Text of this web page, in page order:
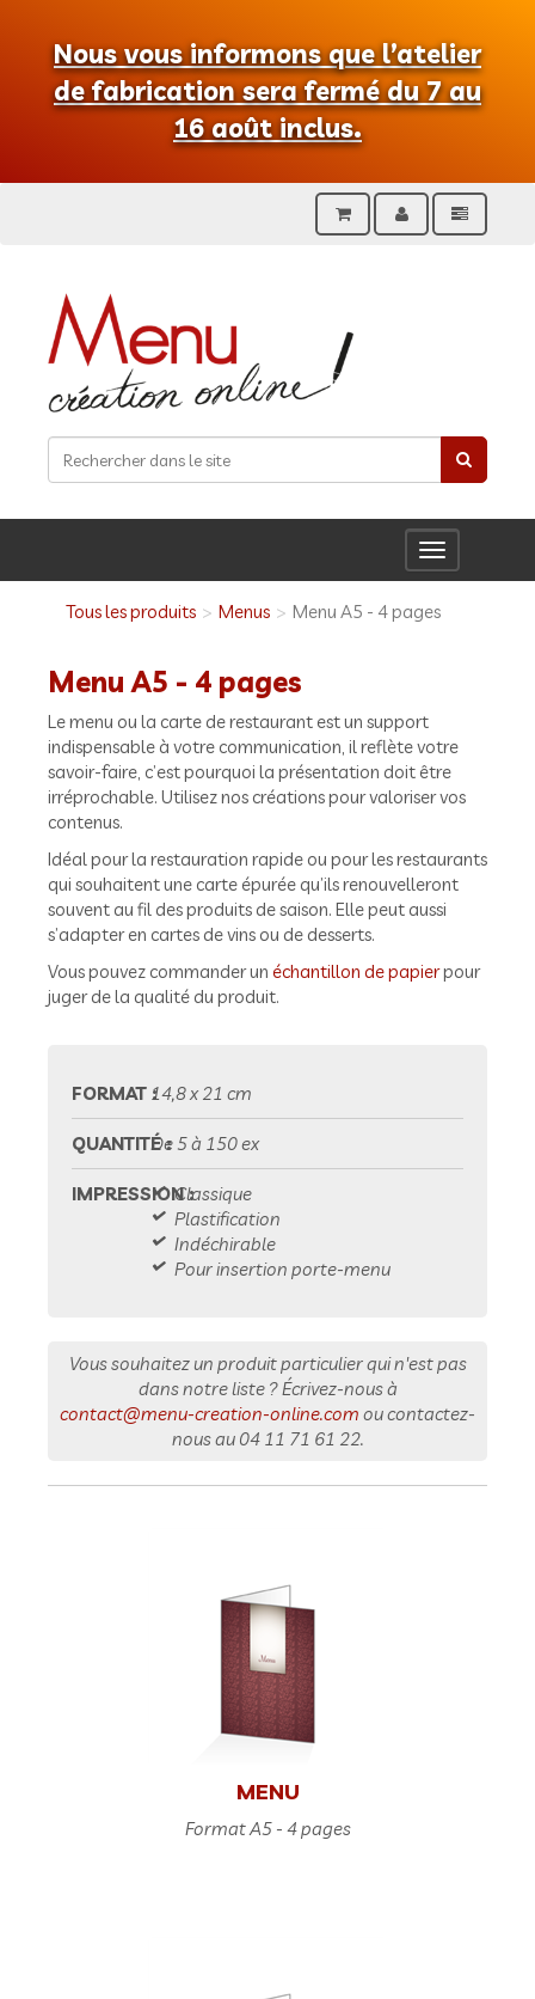
Nous vous informons que l’atelier
de fabrication sera fermé du 7 au
16 août inclus.
Toggle
navigation
Tous les produits
Menus Menu A5 - 4 pages
Menu A5 - 4 pages
Le menu ou la carte de restaurant est un support
indispensable à votre communication, il reflète votre
savoir-faire, c’est pourquoi la présentation doit être
irréprochable. Utilisez nos créations pour valoriser vos
contenus.
Idéal pour la restauration rapide ou pour les restaurants
qui souhaitent une carte épurée qu’ils renouvelleront
souvent au fil des produits de saison. Elle peut aussi
s’adapter en cartes de vins ou de desserts.
Vous pouvez commander un échantillon de papierpour
juger de la qualité du produit.
FORMAT :14,8 x 21 cm
QUANTITÉ :De 5 à 150 ex
IMPRESSION :Classique
Plastification
Indéchirable
Pour insertion porte-menu
Vous souhaitez un produit particulier qui n'est pas
dans notre liste ? Écrivez-nous à
contact@menu-creation-online.com ou contactez-
nous au 04 11 71 61 22.
MENU
Format A5 - 4 pages